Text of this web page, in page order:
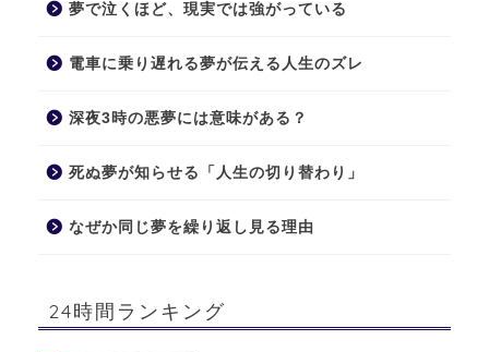
夢で泣くほど、現実では強がっている
電車に乗り遅れる夢が伝える人生のズレ
深夜3時の悪夢には意味がある？
死ぬ夢が知らせる「人生の切り替わり」
なぜか同じ夢を繰り返し見る理由
24時間ランキング